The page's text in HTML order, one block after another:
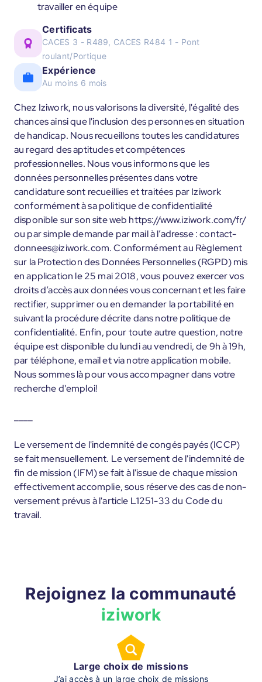
travailler en équipe
Certificats
CACES 3 - R489, CACES R484 1 - Pont
roulant/Portique
Expérience
Au moins 6 mois
Chez Iziwork, nous valorisons la diversité, l'égalité des
chances ainsi que l'inclusion des personnes en situation
de handicap. Nous recueillons toutes les candidatures
au regard des aptitudes et compétences
professionnelles. Nous vous informons que les
données personnelles présentes dans votre
candidature sont recueillies et traitées par Iziwork
conformément à sa politique de confidentialité
disponible sur son site web https://www.iziwork.com/fr/
ou par simple demande par mail à l’adresse : contact-
donnees@iziwork.com. Conformément au Règlement
sur la Protection des Données Personnelles (RGPD) mis
en application le 25 mai 2018, vous pouvez exercer vos
droits d’accès aux données vous concernant et les faire
rectifier, supprimer ou en demander la portabilité en
suivant la procédure décrite dans notre politique de
confidentialité. Enfin, pour toute autre question, notre
équipe est disponible du lundi au vendredi, de 9h à 19h,
par téléphone, email et via notre application mobile.
Nous sommes là pour vous accompagner dans votre
recherche d'emploi!
Le versement de l'indemnité de congés payés (ICCP)
se fait mensuellement. Le versement de l'indemnité de
fin de mission (IFM) se fait à l'issue de chaque mission
effectivement accomplie, sous réserve des cas de non-
versement prévus à l'article L1251-33 du Code du
travail.
Rejoignez la communauté
iziwork
Large choix de missions
J’ai accès à un large choix de missions